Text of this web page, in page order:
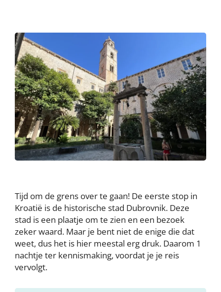
Tijd om de grens over te gaan! De eerste stop in
Kroatië is de historische stad Dubrovnik. Deze
stad is een plaatje om te zien en een bezoek
zeker waard. Maar je bent niet de enige die dat
weet, dus het is hier meestal erg druk. Daarom 1
nachtje ter kennismaking, voordat je je reis
vervolgt.